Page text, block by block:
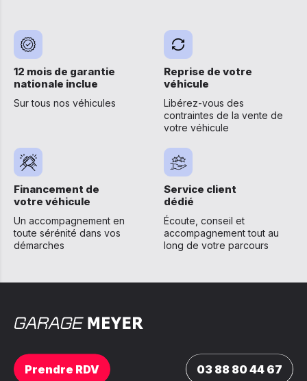
12 mois de garantie
nationale inclue
Sur tous nos véhicules
Reprise de votre
véhicule
Libérez-vous des
contraintes de la vente de
votre véhicule
Financement de
votre véhicule
Un accompagnement en
toute sérénité dans vos
démarches
Service client
dédié
Écoute, conseil et
accompagnement tout au
long de votre parcours
Prendre RDV 03 88 80 44 67